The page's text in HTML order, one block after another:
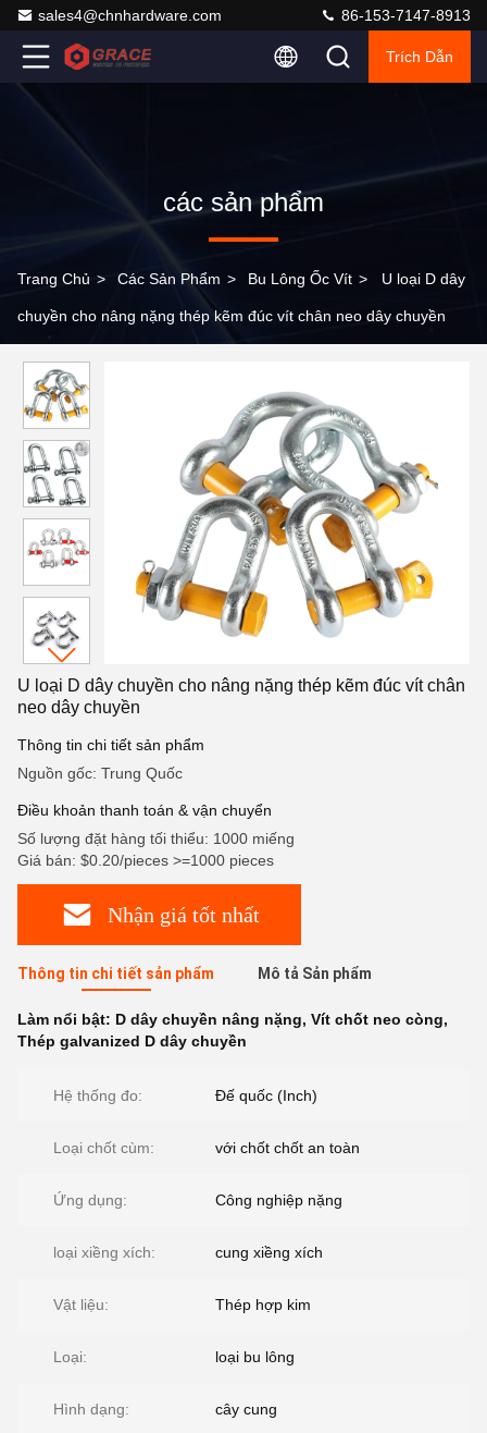
sales4@chnhardware.com 86-153-7147-8913
Trích Dẫn
các sản phẩm
Trang Chủ > Các Sản Phẩm > Bu Lông Ốc Vít > U loại D dây
chuyền cho nâng nặng thép kẽm đúc vít chân neo dây chuyền
U loại D dây chuyền cho nâng nặng thép kẽm đúc vít chân
neo dây chuyền
Thông tin chi tiết sản phẩm
Nguồn gốc: Trung Quốc
Điều khoản thanh toán & vận chuyển
Số lượng đặt hàng tối thiểu: 1000 miếng
Giá bán: $0.20/pieces >=1000 pieces
Nhận giá tốt nhất
Thông tin chi tiết sản phẩm Mô tả Sản phẩm
Làm nổi bật: D dây chuyền nâng nặng, Vít chốt neo còng,
Thép galvanized D dây chuyền
Hệ thống đo: Đế quốc (Inch)
Loại chốt cùm: với chốt chốt an toàn
Ứng dụng: Công nghiệp nặng
loại xiềng xích: cung xiềng xích
Vật liệu: Thép hợp kim
Loại: loại bu lông
Hình dạng: cây cung